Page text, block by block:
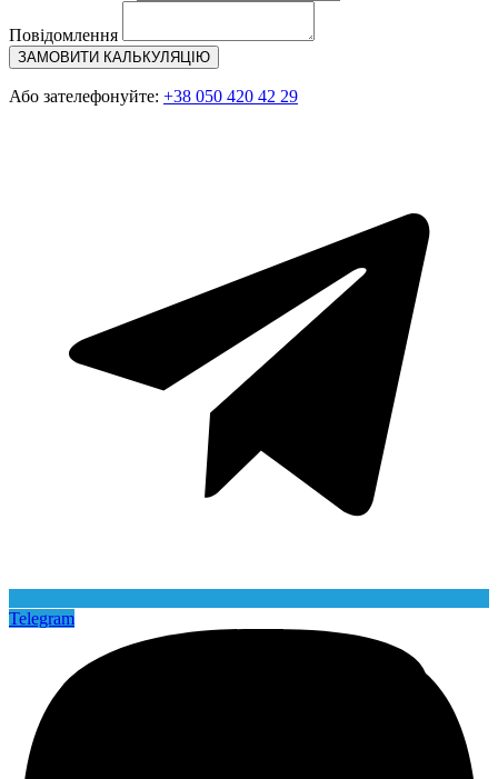
Повідомлення
ЗАМОВИТИ КАЛЬКУЛЯЦІЮ
Або зателефонуйте: +38 050 420 42 29
Telegram